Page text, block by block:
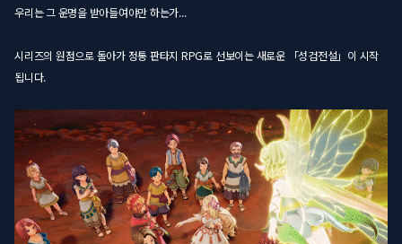
우리는 그 운명을 받아들여야만 하는가...
시리즈의 원점으로 돌아가 정통 판타지 RPG로 선보이는 새로운 「성검전설」이 시작
됩니다.